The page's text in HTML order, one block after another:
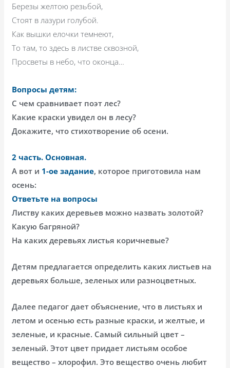
Березы желтою резьбой,
Стоят в лазури голубой.
Как вышки елочки темнеют,
То там, то здесь в листве сквозной,
Просветы в небо, что оконца…
Вопросы детям:
С чем сравнивает поэт лес?
Какие краски увидел он в лесу?
Докажите, что стихотворение об осени.
2 часть. Основная.
А вот и 1-ое задание, которое приготовила нам
осень:
Ответьте на вопросы
Листву каких деревьев можно назвать золотой?
Какую багряной?
На каких деревьях листья коричневые?
Детям предлагается определить каких листьев на
деревьях больше, зеленых или разноцветных.
Далее педагог дает объяснение, что в листьях и
летом и осенью есть разные краски, и желтые, и
зеленые, и красные. Самый сильный цвет –
зеленый. Этот цвет придает листьям особое
вещество – хлорофил. Это вещество очень любит